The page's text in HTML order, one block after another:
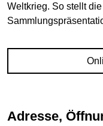
Weltkrieg. So stellt
Adresse,